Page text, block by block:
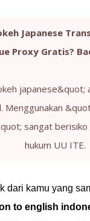
Japanese
Proxy Gratis?
Menggunakan
sangat
hukum UU ITE.
dari kamu yang
to english